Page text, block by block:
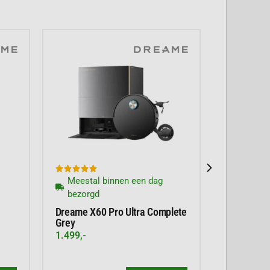

Meestal binnen een dag
bezorgd
Dreame X60 Pro Ultra Complete
Grey
1.499,-